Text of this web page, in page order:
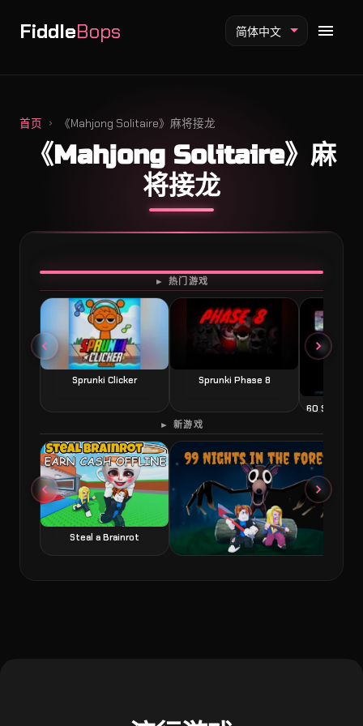
FiddleBops
Fiddlebops 模组
Incredibox 模组
Sprunki 模组
简体中文
首页 《Mahjong Solitaire》麻将接龙
《Mahjong Solitaire》麻
将接龙
► 热门游戏
Sprunki Clicker Sprunki Phase 8
60 Second
开始游戏
► 新游戏
Steal a Brainrot